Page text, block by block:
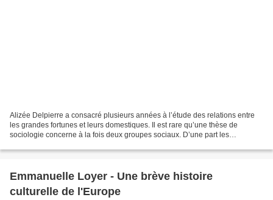
Alizée Delpierre a consacré plusieurs années à l’étude des relations entre
les grandes fortunes et leurs domestiques. Il est rare qu’une thèse de
sociologie concerne à la fois deux groupes sociaux. D’une part les
Emmanuelle Loyer - Une brève histoire
culturelle de l'Europe